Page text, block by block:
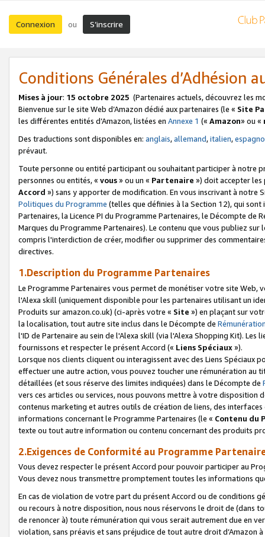
Connexion ou S’inscrire
Conditions Générales d’Adhésion
Mises à jour: 15 octobre 2025 (Partenaires actuels, découvrez les
Bienvenue sur le site Web d’Amazon dédié aux partenaires (le « Site
les différentes entités d’Amazon, listées en Annexe 1 (« Amazon» ou «
Des traductions sont disponibles en: anglais,allemand,italien,
prévaut.
Toute personne ou entité participant ou souhaitant participer à notre
personnes ou entités, « vous» ou un « Partenaire ») doit accepter les
Accord ») sans y apporter de modification. En vous inscrivant à notre
Politiques du Programme (telles que définies à la Section 12), qui
Partenaires, la Licence PI du Programme Partenaires, le Décompte de
Marques du Programme Partenaires). Le contenu que vous publiez
compris l'interdiction de créer, modifier ou supprimer des
directives.
1.Description du Programme Partenaires
Le Programme Partenaires vous permet de monétiser votre site Web,
l'Alexa skill (uniquement disponible pour les partenaires utilisant un
Produits sur amazon.co.uk) (ci-après votre « Site ») en plaçant sur
la localisation, tout autre site inclus dans le Décompte de
l'ID de Partenaire au sein de l'Alexa skill (via l'Alexa Shopping Kit).
fournissons et respecter le présent Accord (« Liens Spéciaux»).
Lorsque nos clients cliquent ou interagissent avec des Liens Spéciaux
effectuer une autre action, vous pouvez toucher une rémunération
détaillées (et sous réserve des limites indiquées) dans le Décompte de
vers ces articles ou services, nous pouvons mettre à votre disposition
contenus marketing et autres outils de création de liens, des
informations concernant le Programme Partenaires (le « Contenu du
texte ou tout autre information ou contenu concernant des produits
2.Exigences de Conformité au Programme
Vous devez respecter le présent Accord pour pouvoir participer au
Vous devez nous transmettre promptement toutes les informations
En cas de violation de votre part du présent Accord ou de conditions
ou recours à notre disposition, nous nous réservons le droit de (dans
de renoncer à) toute rémunération qui vous serait autrement due en
violation, sans préavis et sans préjudice de tout autre droit